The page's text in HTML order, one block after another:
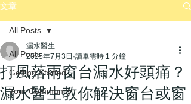
文章
All Posts
Getting Started
Your Community
All Posts
打風落雨窗台漏水好頭痛？
漏水醫生教你解決窗台或窗
漏水醫生
2025年7月3日 讀畢需時 1 分鐘